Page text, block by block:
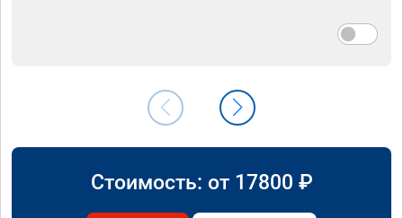
Стоимость: от 17800 ₽